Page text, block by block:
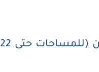
ثانياً: تكييف ميديا 2.25 حصان (للمساحات حتى 22